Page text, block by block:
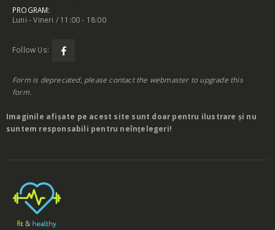
PROGRAM:
Luni - Vineri / 11:00 - 18:00
Follow Us:
Form is deprecated, please contact the webmaster toupgradethis
form.
Imaginile afișate pe acest site sunt doar pentru ilustrare și nu
suntem responsabili pentru neînțelegeri!